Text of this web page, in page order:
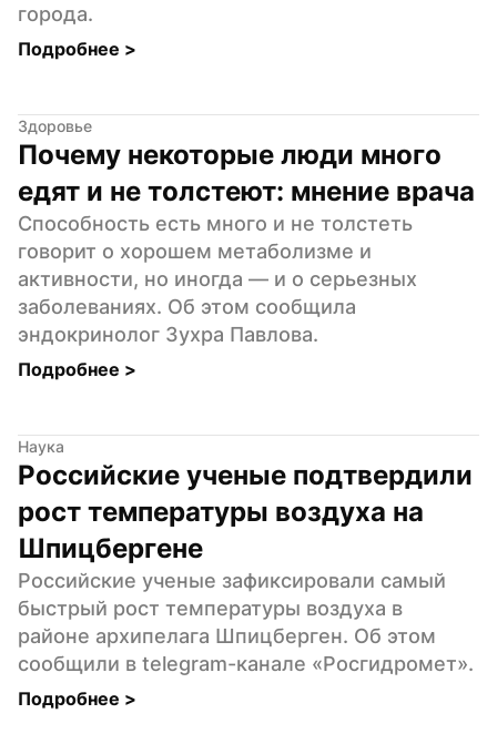
города.
Подробнее >
Здоровье
Почему некоторые люди много
едят и не толстеют: мнение врача
Способность есть много и не толстеть
говорит о хорошем метаболизме и
активности, но иногда — и о серьезных
заболеваниях. Об этом сообщила
эндокринолог Зухра Павлова.
Подробнее >
Наука
Российские ученые подтвердили
рост температуры воздуха на
Шпицбергене
Российские ученые зафиксировали самый
быстрый рост температуры воздуха в
районе архипелага Шпицберген. Об этом
сообщили в telegram-канале «Росгидромет».
Подробнее >